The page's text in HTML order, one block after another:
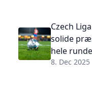
Czech
solide
hele
8. Dec 2025